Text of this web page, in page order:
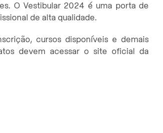
O Vestibular 2024 é uma porta de
de alta qualidade.
cursos disponíveis e demais
devem acessar o site oficial da